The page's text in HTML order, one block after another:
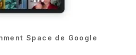
Space de Google